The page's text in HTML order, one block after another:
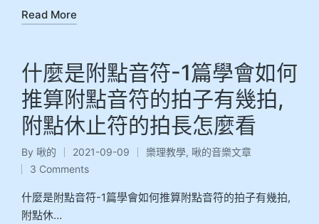
Read More
什麼是附點音符-1篇學會如何
推算附點音符的拍子有幾拍,
附點休止符的拍長怎麼看
By 啾的 2021-09-09 樂理教學, 啾的音樂文章
3 Comments
什麼是附點音符-1篇學會如何推算附點音符的拍子有幾拍,
附點休…